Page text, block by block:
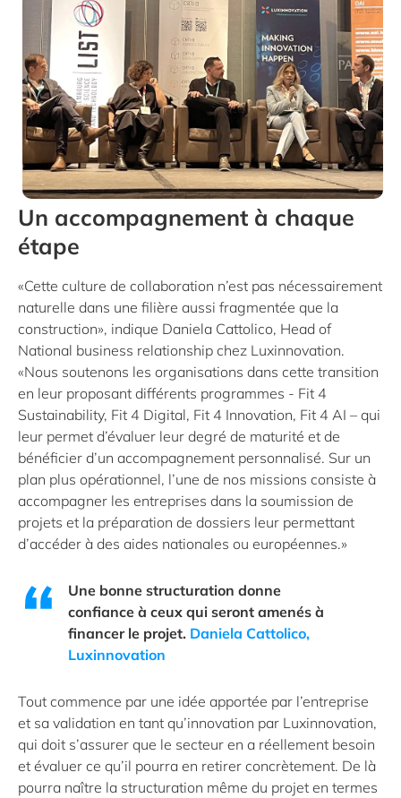
Un accompagnement à chaque
étape
«Cette culture de collaboration n’est pas nécessairement
naturelle dans une filière aussi fragmentée que la
construction», indique Daniela Cattolico, Head of
National business relationship chez Luxinnovation.
«Nous soutenons les organisations dans cette transition
en leur proposant différents programmes - Fit 4
Sustainability, Fit 4 Digital, Fit 4 Innovation, Fit 4 AI – qui
leur permet d’évaluer leur degré de maturité et de
bénéficier d’un accompagnement personnalisé. Sur un
plan plus opérationnel, l’une de nos missions consiste à
accompagner les entreprises dans la soumission de
projets et la préparation de dossiers leur permettant
d’accéder à des aides nationales ou européennes.»
Une bonne structuration donne
confiance à ceux qui seront amenés à
financer le projet. Daniela Cattolico,
Luxinnovation
Tout commence par une idée apportée par l’entreprise
et sa validation en tant qu’innovation par Luxinnovation,
qui doit s’assurer que le secteur en a réellement besoin
et évaluer ce qu’il pourra en retirer concrètement. De là
pourra naître la structuration même du projet en termes